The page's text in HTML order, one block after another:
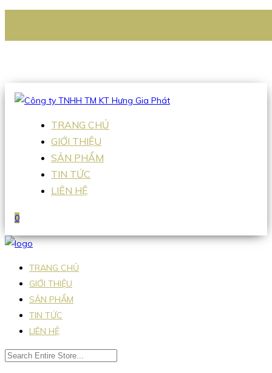
Hotline:0938 336 079
TRANG CHỦ
GIỚI THIỆU
SẢN PHẨM
TIN TỨC
LIÊN HỆ
0
TRANG CHỦ
GIỚI THIỆU
SẢN PHẨM
TIN TỨC
LIÊN HỆ